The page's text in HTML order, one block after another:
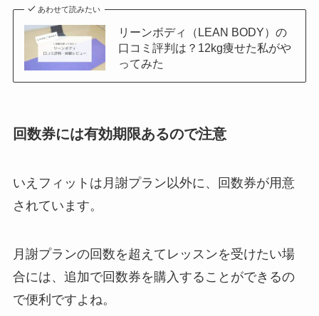
あわせて読みたい
リーンボディ（LEAN BODY）の
口コミ評判は？12kg痩せた私がや
ってみた
回数券には有効期限あるので注意
いえフィットは月謝プラン以外に、回数券が用意
されています。
月謝プランの回数を超えてレッスンを受けたい場
合には、追加で回数券を購入することができるの
で便利ですよね。